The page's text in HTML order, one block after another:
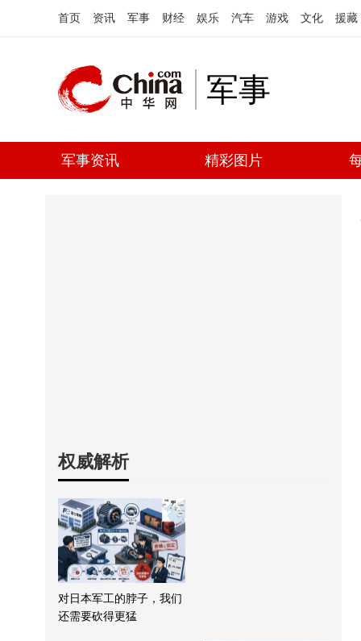
首页 资讯 军事 财经 娱乐 汽车 游戏 文化 援藏
军事
军事资讯 精彩图片
权威解析
对日本军工的脖子，我们
还需要砍得更猛